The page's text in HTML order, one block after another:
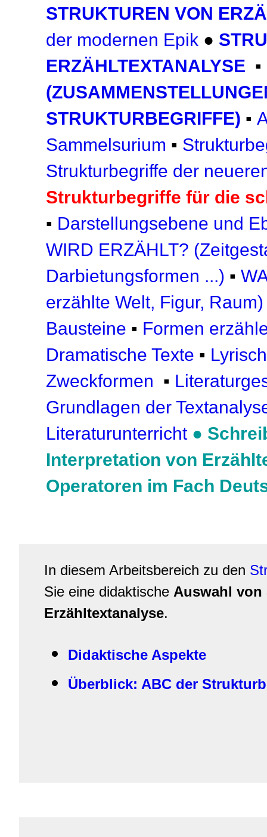
STRUKTUREN VON
der modernen Epik ●
ERZÄHLTEXTANALYSE ▪
STRUKTURBEGRIFFE) ▪
Sammelsurium ▪
Strukturbegriffe der
Strukturbegriffe für die
▪ Darstellungsebene und
WIRD ERZÄHLT?
Darbietungsformen ...) ▪
erzählte Welt, Figur, Raum)
Bausteine ▪ Formen
Dramatische Texte ▪
Zweckformen ▪
Grundlagen der
Literaturunterricht ●
Interpretation von
Operatoren im Fach
In diesem Arbeitsbereich zu den
Sie eine didaktische Auswahl
Erzähltextanalyse.
Didaktische Aspekte
Überblick: ABC der